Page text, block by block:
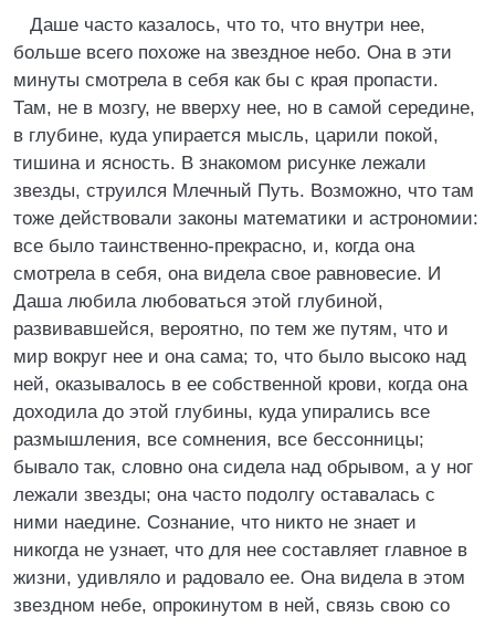
Даше часто казалось, что то, что внутри нее,
больше всего похоже на звездное небо. Она в эти
минуты смотрела в себя как бы с края пропасти.
Там, не в мозгу, не вверху нее, но в самой середине,
в глубине, куда упирается мысль, царили покой,
тишина и ясность. В знакомом рисунке лежали
звезды, струился Млечный Путь. Возможно, что там
тоже действовали законы математики и астрономии:
все было таинственно-прекрасно, и, когда она
смотрела в себя, она видела свое равновесие. И
Даша любила любоваться этой глубиной,
развивавшейся, вероятно, по тем же путям, что и
мир вокруг нее и она сама; то, что было высоко над
ней, оказывалось в ее собственной крови, когда она
доходила до этой глубины, куда упирались все
размышления, все сомнения, все бессонницы;
бывало так, словно она сидела над обрывом, а у ног
лежали звезды; она часто подолгу оставалась с
ними наедине. Сознание, что никто не знает и
никогда не узнает, что для нее составляет главное в
жизни, удивляло и радовало ее. Она видела в этом
звездном небе, опрокинутом в ней, связь свою со